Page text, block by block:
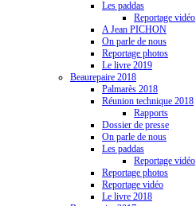
Les paddas
Reportage vidéo
A Jean PICHON
On parle de nous
Reportage photos
Le livre 2019
Beaurepaire 2018
Palmarès 2018
Réunion technique 2018
Rapports
Dossier de presse
On parle de nous
Les paddas
Reportage vidéo
Reportage photos
Reportage vidéo
Le livre 2018